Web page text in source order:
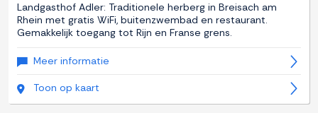
Landgasthof Adler: Traditionele herberg in Breisach am
Rhein met gratis WiFi, buitenzwembad en restaurant.
Gemakkelijk toegang tot Rijn en Franse grens.
Meer informatie
Toon op kaart